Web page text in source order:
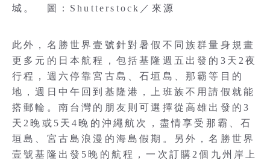
城。 圖：Shutterstock／來源
此外，名勝世界壹號針對暑假不同族群量身規畫
更多元的日本航程，包括基隆週五出發的3天2夜
行程，週六停靠宮古島、石垣島、那霸等目的
地，週日中午回到基隆港，上班族不用請假就能
搭郵輪。南台灣的朋友則可選擇從高雄出發的3
天2晚或5天4晚的沖繩航次，盡情享受那霸、石
垣島、宮古島浪漫的海島假期。另外，名勝世界
壹號基隆出發5晚的航程，一次訂購2個九州岸上